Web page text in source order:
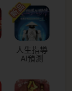
人生指導
AI預測